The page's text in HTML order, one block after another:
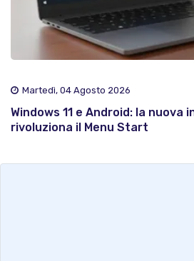
Martedì, 04 Agosto 2026
Windows 11 e Android: la nuova
rivoluziona il Menu Start